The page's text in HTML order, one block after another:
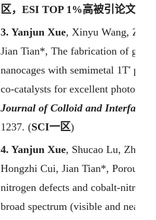
区， ESI TOP 1%高被引论文
3. Yanjun Xue, Xinyu Wang,
Jian Tian*, The fabrication of
nanocages with semimetal 1T'
co-catalysts for excellent
Journal of Colloid and Interface
1237. (SCI一区)
4. Yanjun Xue, Shucao Lu,
Hongzhi Cui, Jian Tian*, Porous
nitrogen defects and cobalt-
broad spectrum (visible and near-